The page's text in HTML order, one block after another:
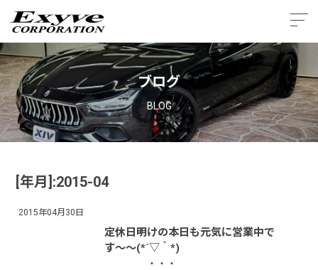
ブログ
BLOG
[年月]:2015-04
定休日明けの本日も元気に営業中で
す〜〜(*´▽｀*)
・・・
2015年04月30日